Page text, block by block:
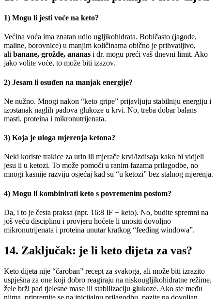
1) Mogu li jesti voće na keto?
Većina voća ima znatan udio ugljikohidrata. Bobičasto (jagode,
maline, borovnice) u manjim količinama obično je prihvatljivo,
ali banane, grožđe, ananas i dr. mogu preći vaš dnevni limit. Ako
jako volite voće, to može biti izazov.
2) Jesam li osuđen na manjak energije?
Ne nužno. Mnogi nakon “keto gripe” prijavljuju stabilniju energiju i
izostanak naglih padova glukoze u krvi. No, treba dobar balans
masti, proteina i mikronutrijenata.
3) Koja je uloga mjerenja ketona?
Neki koriste trakice za urin ili mjerače krvi/izdisaja kako bi vidjeli
jesu li u ketozi. To može pomoći u ranim fazama prilagodbe, no
mnogi kasnije razviju osjećaj kad su “u ketozi” bez stalnog mjerenja.
4) Mogu li kombinirati keto s povremenim postom?
Da, i to je česta praksa (npr. 16:8 IF + keto). No, budite spremni na
još veću disciplinu i provjeru hoćete li unositi dovoljno
mikronutrijenata i proteina unutar kratkog “feeding windowa”.
14. Zaključak: je li keto dijeta za vas?
Keto dijeta nije “čaroban” recept za svakoga, ali može biti izrazito
uspješna za one koji dobro reagiraju na niskougljikohidratne režime,
žele brži pad tjelesne mase ili stabilizaciju glukoze. Ako ste među
njima, pripremite se na inicijalnu prilagodbu, pazite na dovoljan